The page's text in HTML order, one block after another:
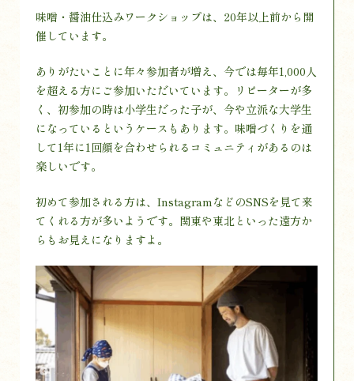
味噌・醤油仕込みワークショップは、20年以上前から開
催しています。
ありがたいことに年々参加者が増え、今では毎年1,000人
を超える方にご参加いただいています。リピーターが多
く、初参加の時は小学生だった子が、今や立派な大学生
になっているというケースもあります。味噌づくりを通
して1年に1回顔を合わせられるコミュニティがあるのは
楽しいです。
初めて参加される方は、InstagramなどのSNSを見て来
てくれる方が多いようです。関東や東北といった遠方か
らもお見えになりますよ。